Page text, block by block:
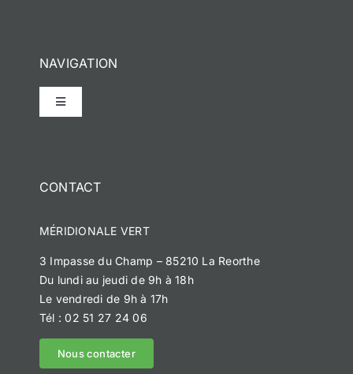
NAVIGATION
Toggle
Navigation
Notre histoire
Méridionale Services
Méridionale Environnement
CONTACT
MÉRIDIONALE VERT
3 Impasse du Champ – 85210 La Reorthe
Du lundi au jeudi de 9h à 18h
Le vendredi de 9h à 17h
Tél : 02 51 27 24 06
Nous contacter